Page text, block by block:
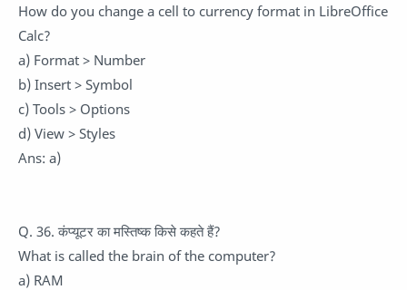
How do you change a cell to currency format in LibreOffice
Calc?
a) Format > Number
b) Insert > Symbol
c) Tools > Options
d) View > Styles
Ans: a)
Q. 36. कंप्यूटर का मस्तिष्क किसे कहते हैं?
What is called the brain of the computer?
a) RAM